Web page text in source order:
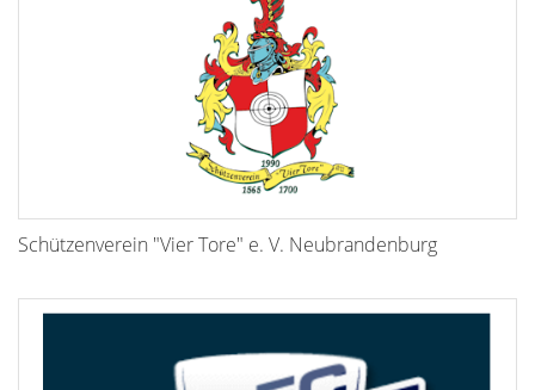
Schützenverein "Vier Tore" e. V. Neubrandenburg